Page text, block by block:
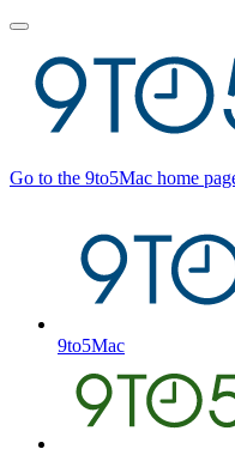
Toggle
menu
Go to the 9to5Mac home
9to5Mac